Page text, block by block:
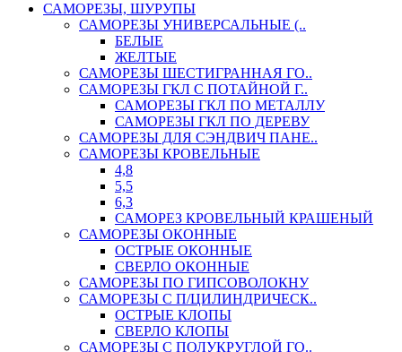
САМОРЕЗЫ, ШУРУПЫ
САМОРЕЗЫ УНИВЕРСАЛЬНЫЕ (..
БЕЛЫЕ
ЖЕЛТЫЕ
САМОРЕЗЫ ШЕСТИГРАННАЯ ГО..
САМОРЕЗЫ ГКЛ С ПОТАЙНОЙ Г..
САМОРЕЗЫ ГКЛ ПО МЕТАЛЛУ
САМОРЕЗЫ ГКЛ ПО ДЕРЕВУ
САМОРЕЗЫ ДЛЯ СЭНДВИЧ ПАНЕ..
САМОРЕЗЫ КРОВЕЛЬНЫЕ
4,8
5,5
6,3
САМОРЕЗ КРОВЕЛЬНЫЙ КРАШЕНЫЙ
САМОРЕЗЫ ОКОННЫЕ
ОСТРЫЕ ОКОННЫЕ
СВЕРЛО ОКОННЫЕ
САМОРЕЗЫ ПО ГИПСОВОЛОКНУ
САМОРЕЗЫ С П/ЦИЛИНДРИЧЕСК..
ОСТРЫЕ КЛОПЫ
СВЕРЛО КЛОПЫ
САМОРЕЗЫ С ПОЛУКРУГЛОЙ ГО..